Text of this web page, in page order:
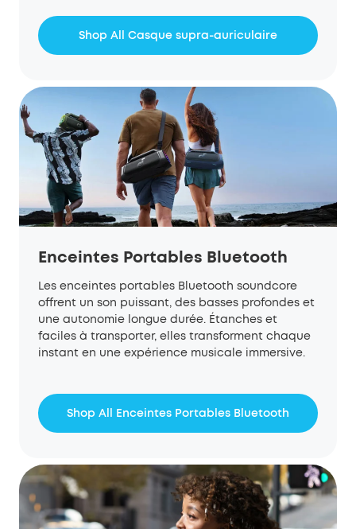
Shop All Casque supra-auriculaire
Enceintes Portables Bluetooth
Les enceintes portables Bluetooth soundcore
offrent un son puissant, des basses profondes et
une autonomie longue durée. Étanches et
faciles à transporter, elles transforment chaque
instant en une expérience musicale immersive.
Shop All Enceintes Portables Bluetooth